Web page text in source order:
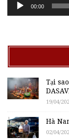
00:00
Tại
19/04/
Hà
02/04/